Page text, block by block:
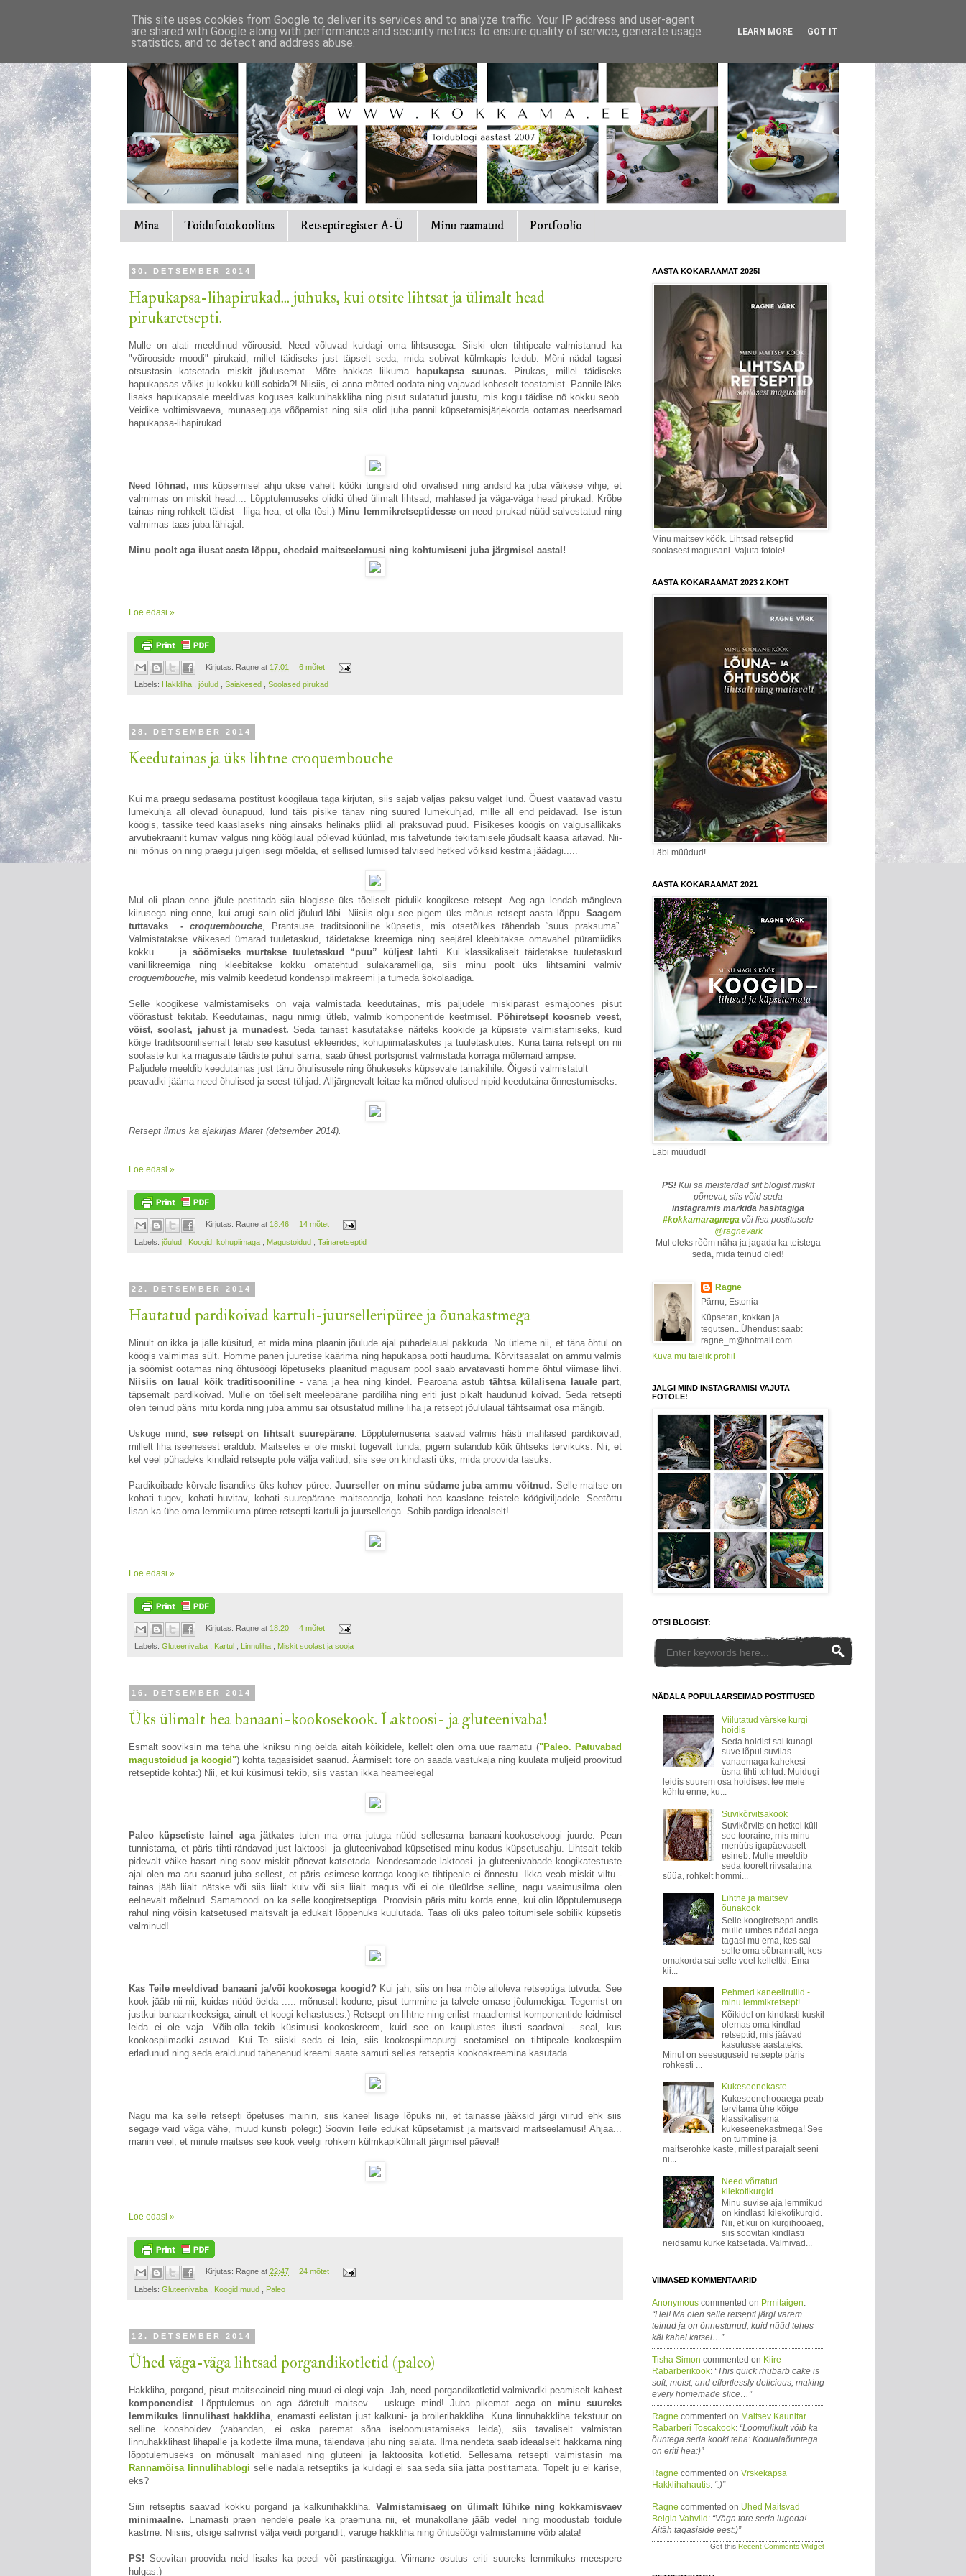
Mina Toidufotokoolitus Retseptiregister A-Ü Minu raamatud Portfoolio
30. DETSEMBER 2014
Hapukapsa-lihapirukad... juhuks, kui otsite lihtsat ja ülimalt head
pirukaretsepti.
Mulle on alati meeldinud võiroosid. Need võluvad kuidagi oma lihtsusega. Siiski olen tihtipeale valmistanud ka
"võirooside moodi" pirukaid, millel täidiseks just täpselt seda, mida sobivat külmkapis leidub. Mõni nädal tagasi
otsustasin katsetada miskit jõulusemat. Mõte hakkas liikuma
hapukapsa suunas. Pirukas, millel täidiseks
hapukapsas võiks ju kokku küll sobida?! Niisiis, ei anna mõtted oodata ning vajavad koheselt teostamist. Pannile läks
lisaks hapukapsale meeldivas koguses kalkunihakkliha ning pisut sulatatud juustu, mis kogu täidise nö kokku seob.
Veidike voltimisvaeva, munaseguga võõpamist ning siis olid juba pannil küpsetamisjärjekorda ootamas needsamad
hapukapsa-lihapirukad.
Need lõhnad, mis küpsemisel ahju ukse vahelt kööki tungisid olid oivalised ning andsid ka juba väikese vihje, et
valmimas on miskit head.... Lõpptulemuseks olidki ühed ülimalt lihtsad, mahlased ja väga-väga head pirukad. Krõbe
tainas ning rohkelt täidist - liiga hea, et olla tõsi:) Minu lemmikretseptidesse on need pirukad nüüd salvestatud ning
valmimas taas juba lähiajal.
Minu poolt aga ilusat aasta lõppu, ehedaid maitseelamusi ning kohtumiseni juba järgmisel aastal!
Loe edasi »
Kirjutas: Ragne at 17:01 6 mõtet
Labels: Hakkliha , jõulud , Saiakesed , Soolased pirukad
28. DETSEMBER 2014
Keedutainas ja üks lihtne croquembouche
Kui ma praegu sedasama postitust köögilaua taga kirjutan, siis sajab väljas paksu valget lund. Õuest vaatavad vastu
lumekuhja all olevad õunapuud, lund täis pisike tänav ning suured lumekuhjad, mille all end peidavad. Ise istun
köögis, tassike teed kaaslaseks ning ainsaks helinaks pliidi all praksuvad puud. Pisikeses köögis on valgusallikaks
arvutiekraanilt kumav valgus ning köögilaual põlevad küünlad, mis talvetunde tekitamisele jõudsalt kaasa aitavad. Nii-
nii mõnus on ning praegu julgen isegi mõelda, et sellised lumised talvised hetked võiksid kestma jäädagi.....
Mul oli plaan enne jõule postitada siia blogisse üks tõeliselt pidulik koogikese retsept. Aeg aga lendab mängleva
kiirusega ning enne, kui arugi sain olid jõulud läbi. Niisiis olgu see pigem üks mõnus retsept aasta lõppu. Saagem
tuttavaks -croquembouche, Prantsuse traditsiooniline küpsetis, mis otsetõlkes tähendab “suus praksuma”.
Valmistatakse väikesed ümarad tuuletaskud, täidetakse kreemiga ning seejärel kleebitakse omavahel püramiidiks
kokku ..... ja söömiseks murtakse tuuletaskud “puu” küljest lahti. Kui klassikaliselt täidetakse tuuletaskud
vanillikreemiga ning kleebitakse kokku omatehtud sulakaramelliga, siis minu poolt üks lihtsamini valmiv
croquembouche, mis valmib keedetud kondenspiimakreemi ja tumeda šokolaadiga.
Selle koogikese valmistamiseks on vaja valmistada keedutainas, mis paljudele miskipärast esmajoones pisut
võõrastust tekitab. Keedutainas, nagu nimigi ütleb, valmib komponentide keetmisel.
Põhiretsept koosneb veest,
võist, soolast, jahust ja munadest. Seda tainast kasutatakse näiteks kookide ja küpsiste valmistamiseks, kuid
kõige traditsoonilisemalt leiab see kasutust ekleerides, kohupiimataskutes ja tuuletaskutes. Kuna taina retsept on nii
soolaste kui ka magusate täidiste puhul sama, saab ühest portsjonist valmistada korraga mõlemaid ampse.
Paljudele meeldib keedutainas just tänu õhulisusele ning õhukeseks küpsevale tainakihile. Õigesti valmistatult
peavadki jääma need õhulised ja seest tühjad. Alljärgnevalt leitae ka mõned olulised nipid keedutaina õnnestumiseks.
Retsept ilmus ka ajakirjas Maret (detsember 2014).
Loe edasi »
Kirjutas: Ragne at 18:46 14 mõtet
Labels: jõulud Koogid: kohupiimaga Magustoidud Tainaretseptid
22. DETSEMBER 2014
Hautatud pardikoivad kartuli-juurselleripüree ja õunakastmega
Minult on ikka ja jälle küsitud, et mida mina plaanin jõulude ajal pühadelaual pakkuda. No ütleme nii, et täna õhtul on
köögis valmimas sült. Homme panen juuretise käärima ning hapukapsa potti hauduma. Kõrvitsasalat on ammu valmis
ja söömist ootamas ning õhtusöögi lõpetuseks plaanitud magusam pool saab arvatavasti homme õhtul viimase lihvi.
Niisiis on laual kõik traditisooniline - vana ja hea ning kindel. Pearoana astub tähtsa külalisena lauale part,
täpsemalt pardikoivad. Mulle on tõeliselt meelepärane pardiliha ning eriti just pikalt haudunud koivad. Seda retsepti
olen teinud päris mitu korda ning juba ammu sai otsustatud milline liha ja retsept jõululaual tähtsaimat osa mängib.
Uskuge mind,see retsept on lihtsalt suurepärane. Lõpptulemusena saavad valmis hästi mahlased pardikoivad,
millelt liha iseenesest eraldub. Maitsetes ei ole miskit tugevalt tunda, pigem sulandub kõik ühtseks tervikuks. Nii, et
kel veel pühadeks kindlaid retsepte pole välja valitud, siis see on kindlasti üks, mida proovida tasuks.
Pardikoibade kõrvale lisandiks üks kohev püree.Juurseller on minu südame juba ammu võitnud. Selle maitse on
kohati tugev, kohati huvitav, kohati suurepärane maitseandja, kohati hea kaaslane teistele köögiviljadele. Seetõttu
lisan ka ühe oma lemmikuma püree retsepti kartuli ja juurselleriga. Sobib pardiga ideaalselt!
Loe edasi »
Kirjutas: Ragne at 18:20 4 mõtet
Labels: Gluteenivaba Kartul Linnuliha Miskit soolast ja sooja
16. DETSEMBER 2014
Üks ülimalt hea banaani-kookosekook. Laktoosi- ja gluteenivaba!
Esmalt sooviksin ma teha ühe kniksu ning öelda aitäh kõikidele, kellelt olen oma uue raamatu ("Paleo. Patuvabad
magustoidud ja koogid") kohta tagasisidet saanud. Äärmiselt tore on saada vastukaja ning kuulata muljeid proovitud
retseptide kohta:) Nii, et kui küsimusi tekib, siis vastan ikka heameelega!
Paleo küpsetiste lainel aga jätkatestulen ma oma jutuga nüüd sellesama banaani-kookosekoogi juurde. Pean
tunnistama, et päris tihti rändavad just laktoosi- ja gluteenivabad küpsetised minu kodus küpsetusahju. Lihtsalt tekib
pidevalt väike hasart ning soov miskit põnevat katsetada. Nendesamade laktoosi- ja gluteenivabade koogikatestuste
ajal olen ma aru saanud juba sellest, et päris esimese korraga koogike tihtipeale ei õnnestu. Ikka veab miskit viltu -
tainas jääb liialt nätske või siis liialt kuiv või siis liialt magus või ei ole üleüldse selline, nagu vaaimusilma olen
eelnevalt mõelnud. Samamoodi on ka selle koogiretseptiga. Proovisin päris mitu korda enne, kui olin lõpptulemusega
rahul ning võisin katsetused maitsvalt ja edukalt lõppenuks kuulutada. Taas oli üks paleo toitumisele sobilik küpsetis
valminud!
Kas Teile meeldivad banaani ja/või kookosega koogid? Kui jah, siis on hea mõte alloleva retseptiga tutvuda. See
kook jääb nii-nii, kuidas nüüd öelda ..... mõnusalt kodune, pisut tummine ja talvele omase jõulumekiga. Tegemist on
justkui banaanikeeksiga, ainult et koogi kehastuses:) Retsept on lihtne ning erilist maadlemist komponentide leidmisel
leida ei ole vaja. Võib-olla tekib küsimusi kookoskreem, kuid see on kauplustes ilusti saadaval - seal, kus
kookospiimadki asuvad. Kui Te siiski seda ei leia, siis kookospiimapurgi soetamisel on tihtipeale kookospiim
erladunud ning seda eraldunud tahenenud kreemi saate samuti selles retseptis kookoskreemina kasutada.
Nagu ma ka selle retsepti õpetuses mainin, siis kaneel lisage lõpuks nii, et tainasse jääksid järgi viirud ehk siis
segage vaid väga vähe, muud kunsti polegi:) Soovin Teile edukat küpsetamist ja maitsvaid maitseelamusi! Ahjaa...
manin veel, et minule maitses see kook veelgi rohkem külmkapikülmalt järgmisel päeval!
Loe edasi »
Kirjutas: Ragne at 22:47 24 mõtet
Labels: Gluteenivaba Koogid:muud Paleo
12. DETSEMBER 2014
Ühed väga-väga lihtsad porgandikotletid (paleo)
Hakkliha, porgand, pisut maitseaineid ning muud ei olegi vaja. Jah, need porgandikotletid valmivadki peamiselt kahest
komponendist. Lõpptulemus on aga ääretult maitsev.... uskuge mind! Juba pikemat aega on minu suureks
lemmikuks linnulihast hakkliha, enamasti eelistan just kalkuni- ja broilerihakkliha. Kuna linnuhakkliha tekstuur on
selline kooshoidev (vabandan, ei oska paremat sõna iseloomustamiseks leida), siis tavaliselt valmistan
linnuhakklihast lihapalle ja kotlette ilma muna, täiendava jahu ning saiata. Ilma nendeta saab ideaalselt hakkama ning
lõpptulemuseks on mõnusalt mahlased ning gluteeni ja laktoosita kotletid. Sellesama retsepti valmistasin ma
Rannamõisa linnulihablogi selle nädala retseptiks ja kuidagi ei saa seda siia jätta postitamata. Topelt ju ei kärise,
eks?
Siin retseptis saavad kokku porgand ja kalkunihakkliha. Valmistamisaeg on ülimalt lühike ning kokkamisvaev
minimaalne. Enamasti praen nendele peale ka praemuna nii, et munakollane jääb vedel ning moodustab toidule
kastme. Niisiis, otsige sahvrist välja veidi porgandit, varuge hakkliha ning õhtusöögi valmistamine võib alata!
PS! Soovitan proovida neid lisaks ka peedi või pastinaagiga. Viimane osutus eriti suureks lemmikuks meespere
hulgas:)
AASTA KOKARAAMAT 2025!
Minu maitsev köök. Lihtsad retseptid
soolasest magusani. Vajuta fotole!
AASTA KOKARAAMAT 2023 2.KOHT
Läbi müüdud!
AASTA KOKARAAMAT 2021
Läbi müüdud!
PS! Kui sa meisterdad siit blogist miskit
põnevat, siis võid seda
instagramis märkida hashtagiga
#kokkamaragnega või lisa postitusele
@ragnevark
Mul oleks rõõm näha ja jagada ka teistega
seda, mida teinud oled !
Ragne
Pärnu, Estonia
Küpsetan, kokkan ja
tegutsen...Ühendust saab:
ragne_m@hotmail.com
Kuva mu täielik profiil
JÄLGI MIND INSTAGRAMIS! VAJUTA
FOTOLE!
OTSI BLOGIST:
NÄDALA POPULAARSEIMAD POSTITUSED
Viilutatud värske kurgi
hoidis
Seda hoidist sai kunagi
suve lõpul suvilas
vanaemaga kahekesi
üsna tihti tehtud. Muidugi
leidis suurem osa hoidisest tee meie
kõhtu enne, ku...
Suvikõrvitsakook
Suvikõrvits on hetkel küll
see tooraine, mis minu
menüüs igapäevaselt
esineb. Mulle meeldib
seda toorelt riivsalatina
süüa, rohkelt hommi...
Lihtne ja maitsev
õunakook
Selle koogiretsepti andis
mulle umbes nädal aega
tagasi mu ema, kes sai
selle oma sõbrannalt, kes
omakorda sai selle veel kelleltki. Ema
kii...
Pehmed kaneelirullid -
minu lemmikretsept!
Kõikidel on kindlasti kuskil
olemas oma kindlad
retseptid, mis jäävad
kasutusse aastateks.
Minul on seesuguseid retsepte päris
rohkesti ...
Kukeseenekaste
Kukeseenehooaega peab
tervitama ühe kõige
klassikalisema
kukeseenekastmega! See
on tummine ja
maitserohke kaste, millest parajalt seeni
ni...
Need võrratud
kilekotikurgid
Minu suvise aja lemmikud
on kindlasti kilekotikurgid.
Nii, et kui on kurgihooaeg,
siis soovitan kindlasti
neidsamu kurke katsetada. Valmivad...
VIIMASED KOMMENTAARID
Anonymous commented on Prmitaigen:
“Hei! Ma olen selle retsepti järgi varem
teinud ja on õnnestunud, kuid nüüd tehes
käi kahel katsel…”
Tisha Simon commented on Kiire
Rabarberikook: “This quick rhubarb cake is
soft, moist, and effortlessly delicious, making
every homemade slice…”
Ragne commented on Maitsev Kaunitar
Rabarberi Toscakook: “Loomulikult võib ka
õuntega seda kooki teha: Koduaiaõuntega
on eriti hea:)”
Ragne commented on Vrskekapsa
Hakklihahautis: “:)”
Ragne commented on Uhed Maitsvad
Belgia Vahvlid : “Väga tore seda lugeda!
Aitäh tagasiside eest:)”
Get this Recent Comments Widget
This site uses cookies from Google to deliver its services and to analyze traffic. Your IP address and user-agent
are shared with Google along with performance and security metrics to ensure quality of service, generate usage
statistics, and to detect and address abuse.
LEARN MORE GOT IT